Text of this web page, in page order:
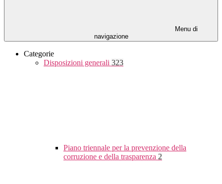
Menu di
navigazione
Categorie
Disposizioni generali 323
Piano triennale per la prevenzione della
corruzione e della trasparenza 2